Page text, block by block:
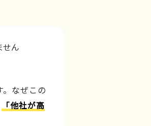
。なぜこの
「他社が高